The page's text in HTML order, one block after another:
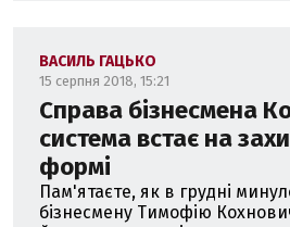
ВАСИЛЬ ГАЦЬКО
15 серпня 2018, 15:21
Справа бізнесмена
система встає на
формі
Пам'ятаєте, як в грудні
бізнесмену Тимофію